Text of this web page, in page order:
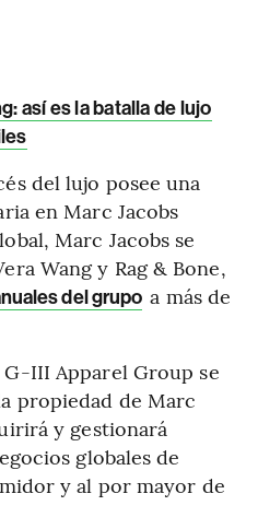
así es la batalla de lujo
del lujo posee una
en Marc Jacobs
Marc Jacobs se
Wang y Rag & Bone,
del grupo a más de
III Apparel Group se
propiedad de Marc
y gestionará
globales de
y al por mayor de